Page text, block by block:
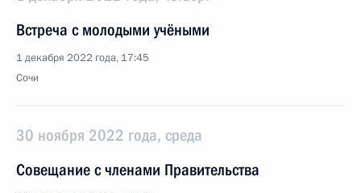
Встреча с молодыми учёными
1 декабря 2022 года, 17:45
Сочи
30 ноября 2022 года, среда
Совещание с членами Правительства